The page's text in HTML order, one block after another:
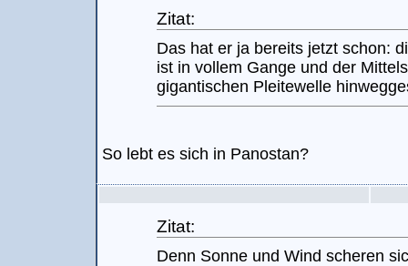
Zitat:
Das hat er ja bereits jetzt schon:
ist in vollem Gange und der
gigantischen Pleitewelle
So lebt es sich in Panostan?
Zitat:
Denn Sonne und Wind scheren